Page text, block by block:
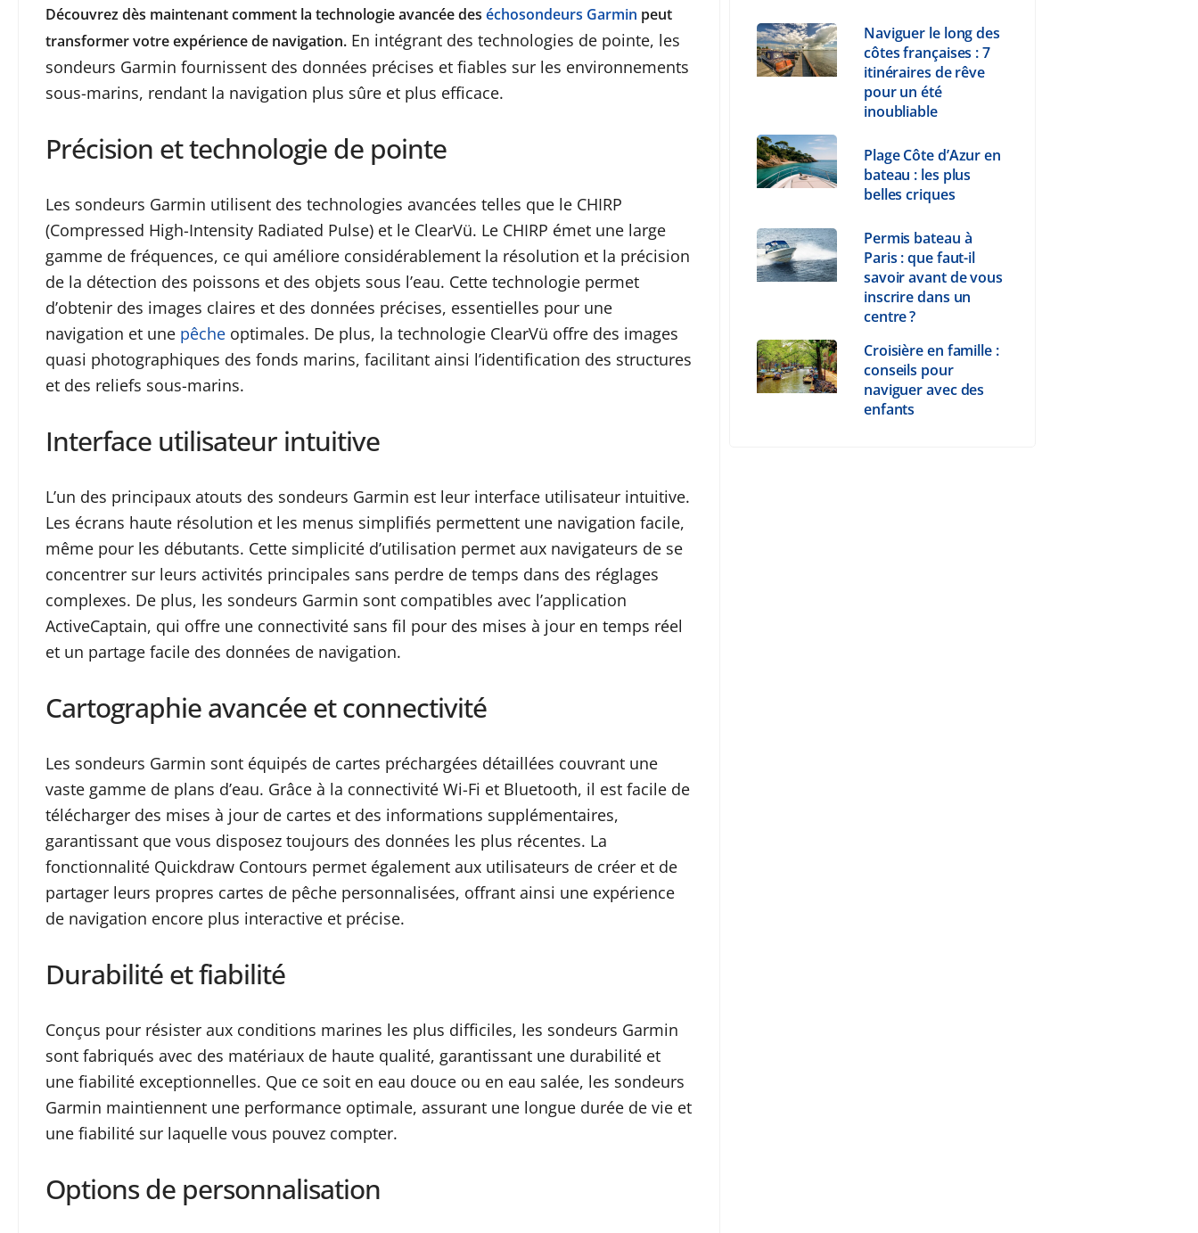
Découvrez dès maintenant comment la technologie avancée des échosondeurs Garmin peut
transformer votre expérience de navigation. En intégrant des technologies de pointe, les
sondeurs Garmin fournissent des données précises et fiables sur les environnements
sous-marins, rendant la navigation plus sûre et plus efficace.
Précision et technologie de pointe
Les sondeurs Garmin utilisent des technologies avancées telles que le CHIRP
(Compressed High-Intensity Radiated Pulse) et le ClearVü. Le CHIRP émet une large
gamme de fréquences, ce qui améliore considérablement la résolution et la précision
de la détection des poissons et des objets sous l’eau. Cette technologie permet
d’obtenir des images claires et des données précises, essentielles pour une
navigation et une pêche optimales. De plus, la technologie ClearVü offre des images
quasi photographiques des fonds marins, facilitant ainsi l’identification des structures
et des reliefs sous-marins.
Interface utilisateur intuitive
L’un des principaux atouts des sondeurs Garmin est leur interface utilisateur intuitive.
Les écrans haute résolution et les menus simplifiés permettent une navigation facile,
même pour les débutants. Cette simplicité d’utilisation permet aux navigateurs de se
concentrer sur leurs activités principales sans perdre de temps dans des réglages
complexes. De plus, les sondeurs Garmin sont compatibles avec l’application
ActiveCaptain, qui offre une connectivité sans fil pour des mises à jour en temps réel
et un partage facile des données de navigation.
Cartographie avancée et connectivité
Les sondeurs Garmin sont équipés de cartes préchargées détaillées couvrant une
vaste gamme de plans d’eau. Grâce à la connectivité Wi-Fi et Bluetooth, il est facile de
télécharger des mises à jour de cartes et des informations supplémentaires,
garantissant que vous disposez toujours des données les plus récentes. La
fonctionnalité Quickdraw Contours permet également aux utilisateurs de créer et de
partager leurs propres cartes de pêche personnalisées, offrant ainsi une expérience
de navigation encore plus interactive et précise.
Durabilité et fiabilité
Conçus pour résister aux conditions marines les plus difficiles, les sondeurs Garmin
sont fabriqués avec des matériaux de haute qualité, garantissant une durabilité et
une fiabilité exceptionnelles. Que ce soit en eau douce ou en eau salée, les sondeurs
Garmin maintiennent une performance optimale, assurant une longue durée de vie et
une fiabilité sur laquelle vous pouvez compter.
Options de personnalisation
Naviguer le long des
côtes françaises : 7
itinéraires de rêve
pour un été
inoubliable
Plage Côte d’Azur en
bateau : les plus
belles criques
Permis bateau à
Paris : que faut-il
savoir avant de vous
inscrire dans un
centre ?
Croisière en famille :
conseils pour
naviguer avec des
enfants